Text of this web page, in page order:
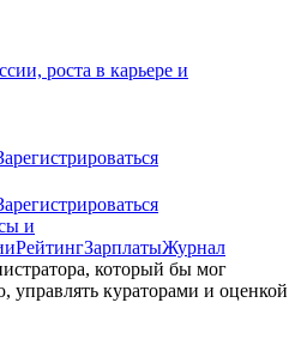
роста в карьере и
и
РейтингЗарплатыЖурнал
который бы мог
управлять кураторами и оценкой